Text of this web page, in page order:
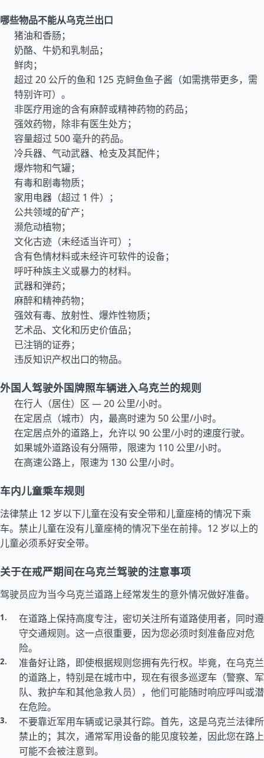
哪些物品不能从乌克兰出口
猪油和香肠；
奶酪、牛奶和乳制品；
鲜肉；
超过 20 公斤的鱼和 125 克鲟鱼鱼子酱（如需携带更多，需
特别许可）。
非医疗用途的含有麻醉或精神药物的药品；
强效药物，除非有医生处方；
容量超过 500 毫升的药品。
冷兵器、气动武器、枪支及其配件；
爆炸物和气罐；
有毒和剧毒物质；
家用电器（超过 1 件）；
公共领域的矿产；
濒危动植物；
文化古迹（未经适当许可）；
含有色情材料或未经许可软件的设备；
呼吁种族主义或暴力的材料。
武器和弹药；
麻醉和精神药物；
强效有毒、放射性、爆炸性物质；
艺术品、文化和历史价值品；
已注销的证券；
违反知识产权出口的物品。
外国人驾驶外国牌照车辆进入乌克兰的规则
在行人（居住）区 — 20 公里/小时。
在定居点（城市）内，最高时速为 50 公里/小时。
在定居点外的道路上，允许以 90 公里/小时的速度行驶。
如果城外道路设有分隔带，限速为 110 公里/小时。
在高速公路上，限速为 130 公里/小时。
车内儿童乘车规则
法律禁止 12 岁以下儿童在没有安全带和儿童座椅的情况下乘
车。禁止儿童在没有儿童座椅的情况下坐在前排。12 岁以上的
儿童必须系好安全带。
关于在戒严期间在乌克兰驾驶的注意事项
驾驶员应为当今乌克兰道路上经常发生的意外情况做好准备。
在道路上保持高度专注，密切关注所有道路使用者，同时遵
守交通规则。这一点很重要，因为您必须时刻准备应对危
险。
准备好让路，即使根据规则您拥有先行权。毕竟，在乌克兰
的道路上，特别是在城市中，现在有很多巡逻车（警察、军
队、救护车和其他急救人员），他们可能随时响应呼叫或潜
在危险。
不要靠近军用车辆或记录其行踪。首先，这是乌克兰法律所
禁止的；其次，通常军用设备的能见度较差，因此您在路上
可能不会被注意到。